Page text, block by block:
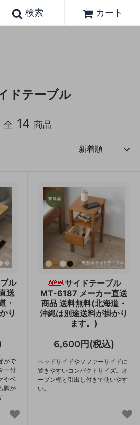
検索 カート
ドテーブル
全 14 商品
ル
送
・
り
がで
ー付
やベ
脚が
サイドテーブル
MT-6187 メーカー直送
商品 送料無料(北海道・
沖縄は別途送料が掛かり
ます。)
6,600円(税込)
ベッドサイドやソファーサイドに
置きやすいコンパクトサイズ。オ
ープン棚と引出し付きで使いやす
い。